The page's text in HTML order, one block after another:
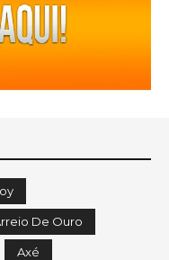
De Ouro
Axé